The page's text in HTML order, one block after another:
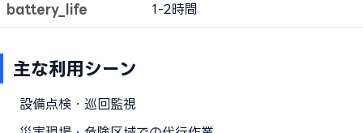
battery_life 1-2時間
主な利用シーン
設備点検・巡回監視